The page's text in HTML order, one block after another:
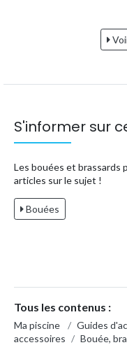
S'informer sur
Les bouées et brassards
articles sur le sujet !
Bouées
Tous les contenus :
Ma piscine / Guides
accessoires / Bouée,